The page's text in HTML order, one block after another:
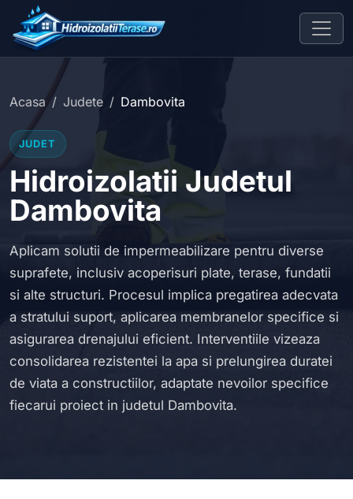
Acasa Judete Dambovita
JUDET
Hidroizolatii Judetul
Dambovita
Aplicam solutii de impermeabilizare pentru diverse
suprafete, inclusiv acoperisuri plate, terase, fundatii
si alte structuri. Procesul implica pregatirea adecvata
a stratului suport, aplicarea membranelor specifice si
asigurarea drenajului eficient. Interventiile vizeaza
consolidarea rezistentei la apa si prelungirea duratei
de viata a constructiilor, adaptate nevoilor specifice
fiecarui proiect in judetul Dambovita.